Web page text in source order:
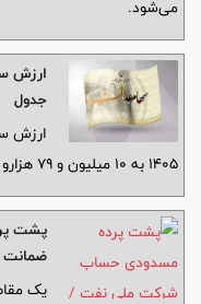
می‌شود.
جدول
۱۴۰۵ به ۱۰ میلیون و ۷۹ هزارو ۳۴۲ تومان رسید.
پشت
ضمانت
یک